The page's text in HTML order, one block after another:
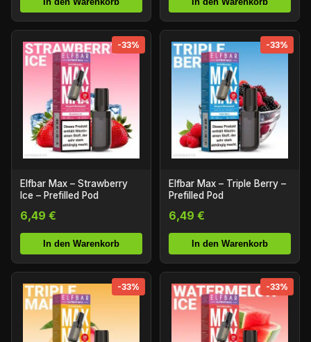
-33%
Elfbar Max – Strawberry
Ice – Prefilled Pod
6,49 €
In den Warenkorb
-33%
Elfbar Max – Triple Berry –
Prefilled Pod
6,49 €
In den Warenkorb
-33% -33%